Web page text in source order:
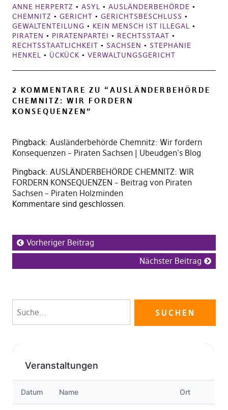
ANNE HERPERTZ • ASYL • AUSLÄNDERBEHÖRDE •
CHEMNITZ • GERICHT • GERICHTSBESCHLUSS •
GEWALTENTEILUNG • KEIN MENSCH IST ILLEGAL •
PIRATEN • PIRATENPARTEI • RECHTSSTAAT •
RECHTSSTAATLICHKEIT • SACHSEN • STEPHANIE
HENKEL • ÜCKÜCK • VERWALTUNGSGERICHT
2 KOMMENTARE ZU “ AUSLÄNDERBEHÖRDE
CHEMNITZ: WIR FORDERN
KONSEQUENZEN”
Pingback: Ausländerbehörde Chemnitz: Wir fordern
Konsequenzen – Piraten Sachsen | Ubeudgen's Blog
Pingback: AUSLÄNDERBEHÖRDE CHEMNITZ: WIR
FORDERN KONSEQUENZEN – Beitrag von Piraten
Sachsen – Piraten Holzminden
Kommentare sind geschlossen.
Vorheriger Beitrag
Nächster Beitrag